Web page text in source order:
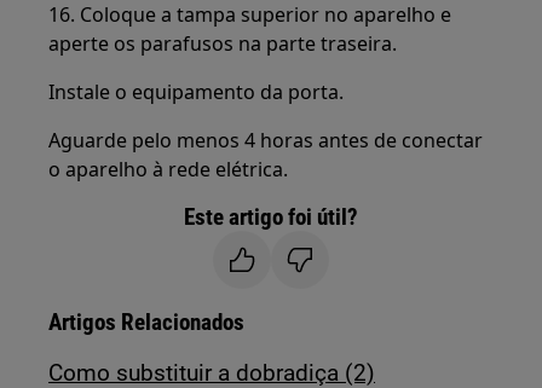
16. Coloque a tampa superior no aparelho e
aperte os parafusos na parte traseira.
Instale o equipamento da porta.
Aguarde pelo menos 4 horas antes de conectar
o aparelho à rede elétrica.
Este artigo foi útil?
Artigos Relacionados
Como substituir a dobradiça (2)